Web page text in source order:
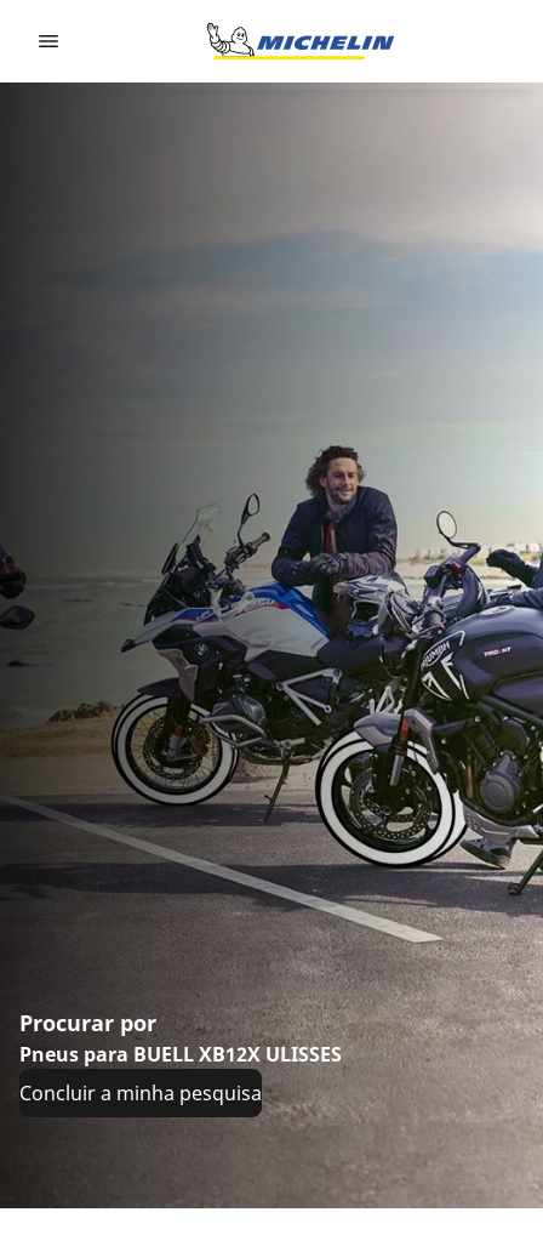
Procurar por
Pneus para BUELL XB12X ULISSES
Concluir a minha pesquisa